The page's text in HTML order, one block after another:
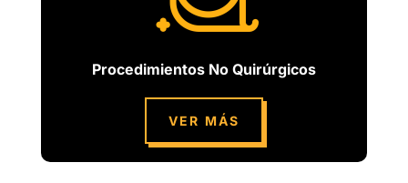
Procedimientos No Quirúrgicos
VER MÁS